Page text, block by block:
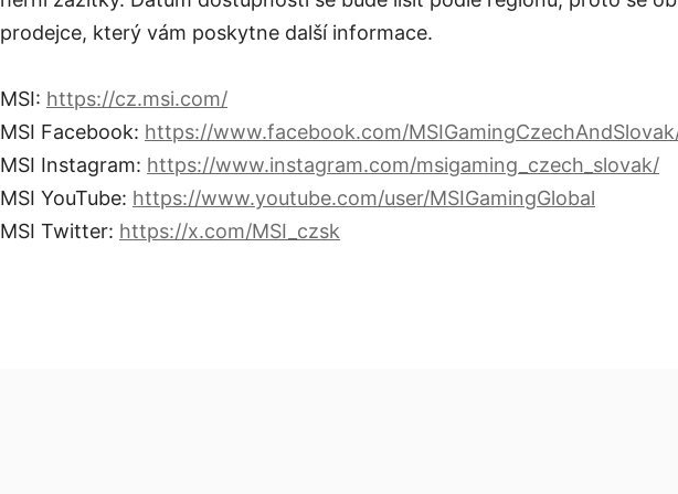
prodejce, který vám poskytne další informace.
MSI: https://cz.msi.com/
MSI Facebook: https://www.facebook.com/
MSI Instagram: https://www.instagram.com/msigaming_czech_slovak/
MSI YouTube: https://www.youtube.com/user/MSIGamingGlobal
MSI Twitter: https://x.com/MSI_czsk